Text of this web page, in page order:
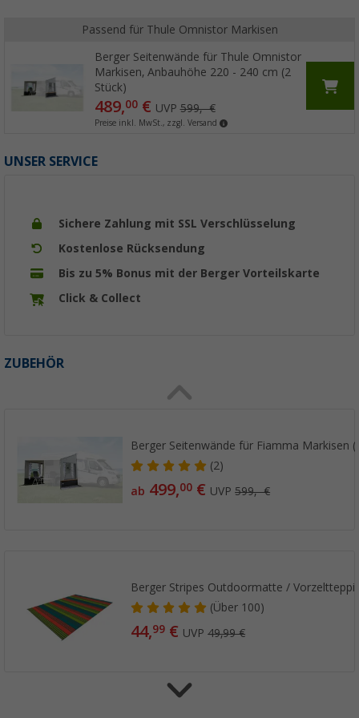
Passend für Thule Omnistor Markisen
Berger Seitenwände für Thule Omnistor
Markisen, Anbauhöhe 220 - 240 cm (2
Stück)
489,00€ UVP599,- €
Preise inkl. MwSt., zzgl. Versand
UNSER SERVICE
Sichere Zahlung mit SSL Verschlüsselung
Kostenlose Rücksendung
Bis zu 5% Bonus mit der Berger Vorteilskarte
Click & Collect
ZUBEHÖR
Berger Seitenwände für Fiamma Markisen
(2)
ab 499,00 € UVP599,- €
Berger Stripes Outdoormatte /
(Über100)
44,99 € UVP49,99 €